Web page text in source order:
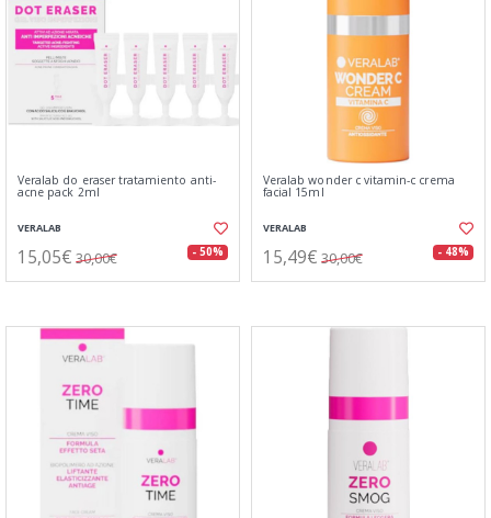
Veralab do eraser tratamiento anti-
acne pack 2ml
VERALAB
15,05€ 30,00€ - 50%
Veralab wonder c vitamin-c crema
facial 15ml
VERALAB
15,49€ 30,00€ - 48%